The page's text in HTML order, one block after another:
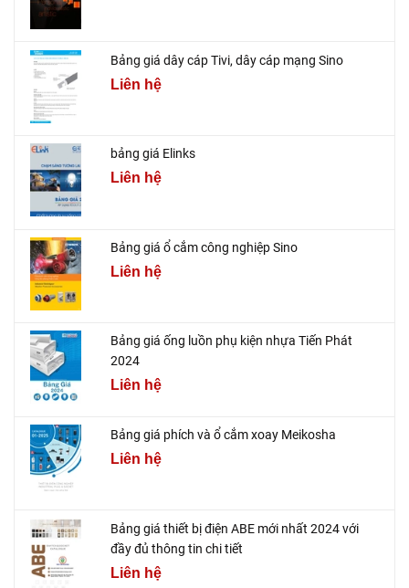
Bảng giá dây cáp Tivi, dây cáp mạng Sino
Liên hệ
bảng giá Elinks
Liên hệ
Bảng giá ổ cắm công nghiệp Sino
Liên hệ
Bảng giá ống luồn phụ kiện nhựa Tiến Phát
2024
Liên hệ
Bảng giá phích và ổ cắm xoay Meikosha
Liên hệ
Bảng giá thiết bị điện ABE mới nhất 2024 với
đầy đủ thông tin chi tiết
Liên hệ